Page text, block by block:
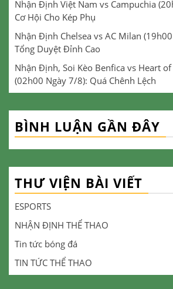
Nhận Định Việt Nam vs Campuchia
Cơ Hội Cho Kép Phụ
Nhận Định Chelsea vs AC Milan
Tổng Duyệt Đỉnh Cao
Nhận Định, Soi Kèo Benfica vs Heart
(02h00 Ngày 7/8): Quá Chênh Lệch
BÌNH LUẬN GẦN ĐÂY
THƯ VIỆN BÀI VIẾT
ESPORTS
NHẬN ĐỊNH THỂ THAO
Tin tức bóng đá
TIN TỨC THỂ THAO